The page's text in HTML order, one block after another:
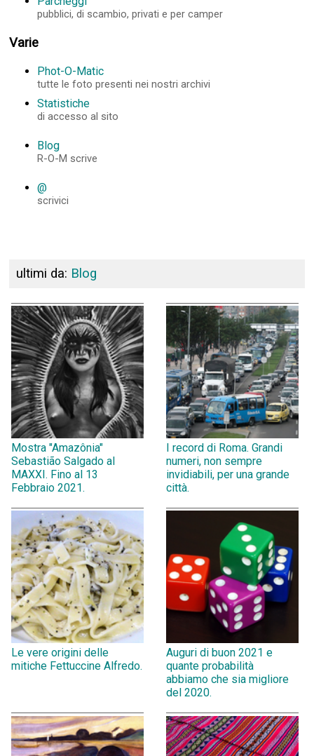
pubblici, di scambio, privati e per camper
Varie
Phot-O-Matic
tutte le foto presenti nei nostri archivi
Statistiche
di accesso al sito
Blog
R-O-M scrive
@
scrivici
ultimi da: Blog
Mostra "Amazônia"
Sebastião Salgado al
MAXXI. Fino al 13
Febbraio 2021.
I record di Roma. Grandi
numeri, non sempre
invidiabili, per una grande
città.
Le vere origini delle
mitiche Fettuccine Alfredo.
Auguri di buon 2021 e
quante probabilità
abbiamo che sia migliore
del 2020.